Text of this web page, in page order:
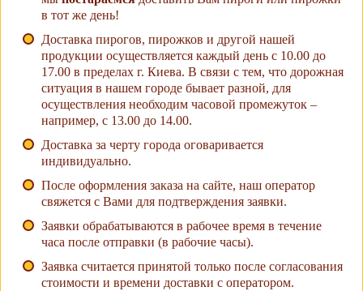
в тот же день!
Доставка пирогов, пирожков и другой нашей
продукции осуществляется каждый день с 10.00 до
17.00 в пределах г. Киева. В связи с тем, что дорожная
ситуация в нашем городе бывает разной, для
осуществления необходим часовой промежуток –
например, с 13.00 до 14.00.
Доставка за черту города оговаривается
индивидуально.
После оформления заказа на сайте, наш оператор
свяжется с Вами для подтверждения заявки.
Заявки обрабатываются в рабочее время в течение
часа после отправки (в рабочие часы).
Заявка считается принятой только после согласования
стоимости и времени доставки с оператором.